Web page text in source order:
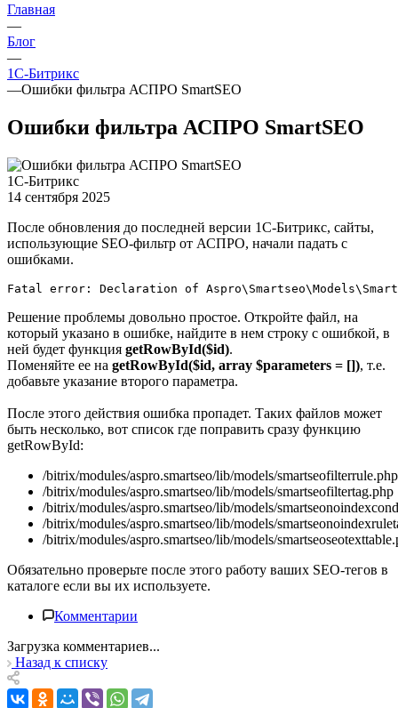
Главная
—
Блог
—
1С-Битрикс
—Ошибки фильтра АСПРО SmartSEO
Ошибки фильтра АСПРО SmartSEO
1С-Битрикс
14 сентября 2025
После обновления до последней версии 1С-Битрикс, сайты,
использующие SEO-фильтр от АСПРО, начали падать с
ошибками.
Fatal error: Declaration of
Решение проблемы довольно простое. Откройте файл, на
который указано в ошибке, найдите в нем строку с ошибкой, в
ней будет функция getRowById($id).
Поменяйте ее на getRowById($id, array $parameters = []), т.е.
добавьте указание второго параметра.
После этого действия ошибка пропадет. Таких файлов может
быть несколько, вот список где поправить сразу функцию
getRowById:
/bitrix/modules/aspro.smartseo/lib/models/smartseofilterrule.php
/bitrix/modules/aspro.smartseo/lib/models/smartseofiltertag.php
/bitrix/modules/aspro.smartseo/lib/models/
/bitrix/modules/aspro.smartseo/lib/models/
/bitrix/modules/aspro.smartseo/lib/models/
Обязательно проверьте после этого работу ваших SEO-тегов в
каталоге если вы их используете.
Комментарии
Загрузка комментариев...
Назад к списку